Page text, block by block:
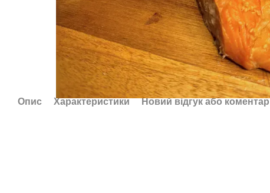
Опис Характеристики Новий відгук або коментар